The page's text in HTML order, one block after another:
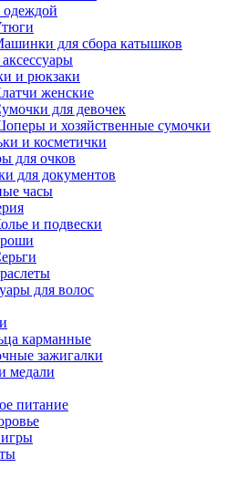
одеждой
для сбора катышков
и рюкзаки
женские
для девочек
и хозяйственные сумочки
и косметички
для очков
для документов
часы
и подвески
для волос
карманные
зажигалки
медали
питание